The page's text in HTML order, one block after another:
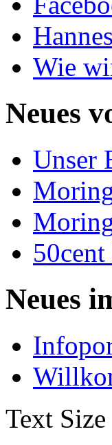
Wie
Neues
Unser
Neues
Text Size